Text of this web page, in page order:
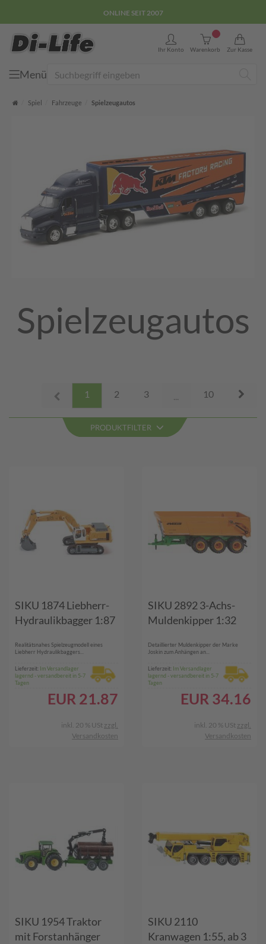
E-COMMERCE GÜTEZEICHEN
Ihr Konto Warenkorb
0
Zur Kasse
Menü
Startseite
Spiel Fahrzeuge Spielzeugautos
Spielzeugautos
1 2 3 ... 10
PRODUKTFILTER
SIKU 1874 Liebherr-
Hydraulikbagger 1:87
Realitätsnahes Spielzeugmodell eines
Liebherr Hydraulikbaggers...
Lieferzeit: Im Versandlager
lagernd - versandbereit in 5-7
Tagen
EUR 21.87
inkl. 20 % USt zzgl.
Versandkosten
SIKU 2892 3-Achs-
Muldenkipper 1:32
Detaillierter Muldenkipper der Marke
Joskin zum Anhängen an...
Lieferzeit: Im Versandlager
lagernd - versandbereit in 5-7
Tagen
EUR 34.16
inkl. 20 % USt zzgl.
Versandkosten
SIKU 1954 Traktor
mit Forstanhänger
SIKU 2110
Kranwagen 1:55, ab 3